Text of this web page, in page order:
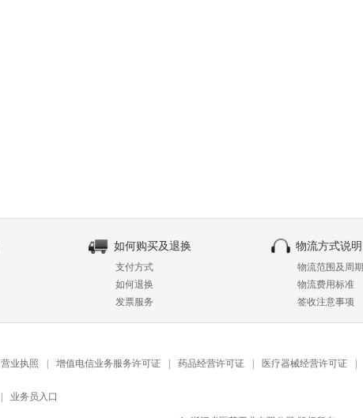
如何购买及退换
支付方式
如何退换
发票服务
物流方式说明
物流范围及周期
物流费用标准
签收注意事项
营业执照 增值电信业务服务许可证 药品经营许可证 医疗器械经营许可证
业务员入口